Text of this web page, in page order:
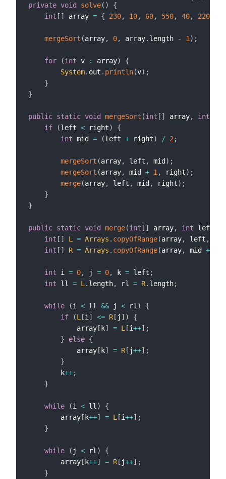
private void solve( )
{
int [ ] array = { 230, 10, 60, 550, 40, 220
mergeSort (array, 0, array. length - 1 ) ;
for (int v : array)
{
System. out . println(v) ;
}
}
public static void mergeSort (int [ ] array, int
if
(left < right)
{
int mid = (left + right) / 2 ;
mergeSort (array, left , mid) ;
mergeSort (array, mid + 1 , right) ;
merge(array, left , mid, right) ;
}
}
public static void merge(int [ ] array, int left
int [ ] L = Arrays . copyOfRange(array, left ,
int [ ] R = Arrays . copyOfRange(array, mid +
int i = 0, j = 0, k = left ;
int ll = L . length, rl = R. length;
while (i < ll && j < rl )
{
if
(L [i ] <= R[ j ] )
{
            array
[k] = L [i++] ;
}
else {
            array
[k] = R[ j++] ;
}
        k
++;
}
while (i < ll )
{
        array
[k++] = L [i++] ;
}
while ( j < rl )
{
        array
[k++] = R[ j++] ;
}